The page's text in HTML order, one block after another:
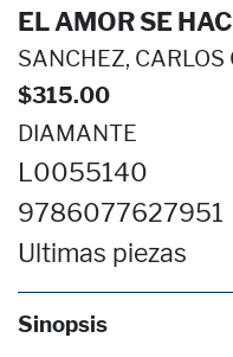
EL AMOR SE
SANCHEZ, CARLOS
$315.00
DIAMANTE
L0055140
9786077627951
Ultimas piezas
Sinopsis